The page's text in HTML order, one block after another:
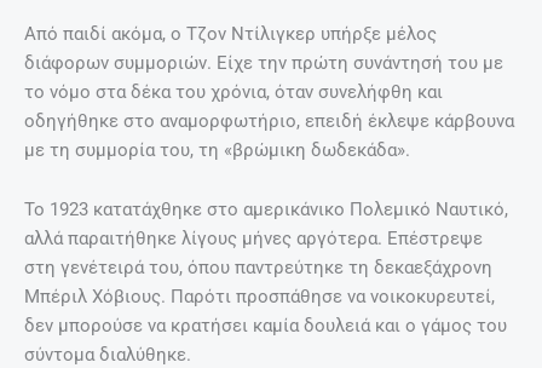
Από παιδί ακόμα, ο Τζον Ντίλιγκερ υπήρξε μέλος
διάφορων συμμοριών. Είχε την πρώτη συνάντησή του με
το νόμο στα δέκα του χρόνια, όταν συνελήφθη και
οδηγήθηκε στο αναμορφωτήριο, επειδή έκλεψε κάρβουνα
με τη συμμορία του, τη «βρώμικη δωδεκάδα».
Το 1923 κατατάχθηκε στο αμερικάνικο Πολεμικό Ναυτικό,
αλλά παραιτήθηκε λίγους μήνες αργότερα. Επέστρεψε
στη γενέτειρά του, όπου παντρεύτηκε τη δεκαεξάχρονη
Μπέριλ Χόβιους. Παρότι προσπάθησε να νοικοκυρευτεί,
δεν μπορούσε να κρατήσει καμία δουλειά και ο γάμος του
σύντομα διαλύθηκε.